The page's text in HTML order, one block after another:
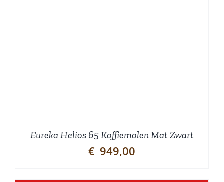
Eureka Helios 65 Koffiemolen Mat Zwart
€ 949,00